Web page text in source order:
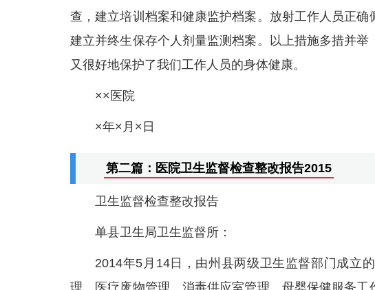
查，建立培训档案和健康监护档案。放射工作人员正确
建立并终生保存个人剂量监测档案。以上措施多措并举
又很好地保护了我们工作人员的身体健康。
××医院
×年×月×日
第二篇：医院卫生监督检查整改报告2015
卫生监督检查整改报告
单县卫生局卫生监督所：
2014年5月14日，由州县两级卫生监督部门成立
理、医疗废物管理、消毒供应室管理、母婴保健服务